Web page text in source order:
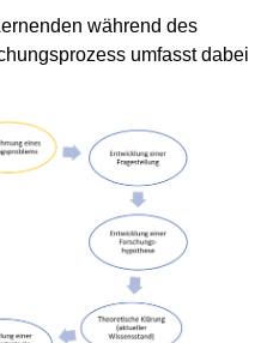
während des
umfasst dabei